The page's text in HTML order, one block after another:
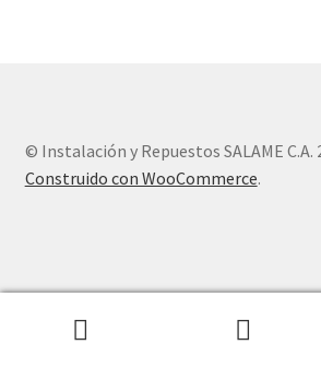
© Instalación y Repuestos SALAME C.A.
Construido con WooCommerce.